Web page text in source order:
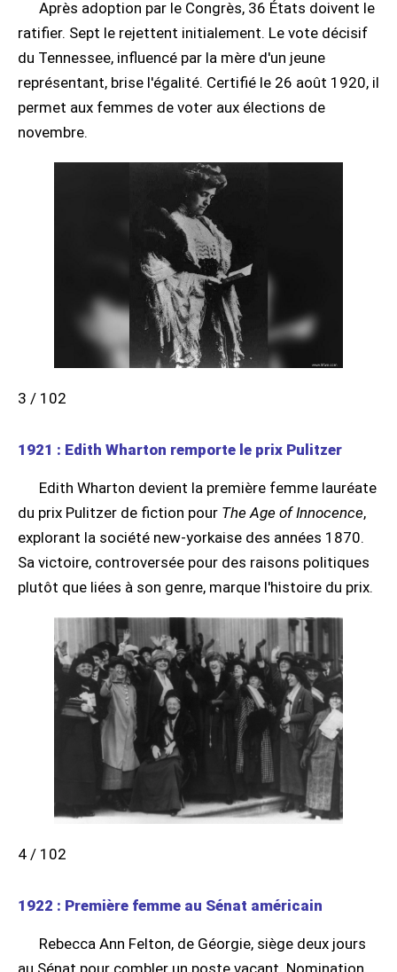
Après adoption par le Congrès, 36 États doivent le
ratifier. Sept le rejettent initialement. Le vote décisif
du Tennessee, influencé par la mère d'un jeune
représentant, brise l'égalité. Certifié le 26 août 1920, il
permet aux femmes de voter aux élections de
novembre.
3 / 102
1921 : Edith Wharton remporte le prix Pulitzer
Edith Wharton devient la première femme lauréate
du prix Pulitzer de fiction pour The Age of Innocence,
explorant la société new-yorkaise des années 1870.
Sa victoire, controversée pour des raisons politiques
plutôt que liées à son genre, marque l'histoire du prix.
4 / 102
1922 : Première femme au Sénat américain
Rebecca Ann Felton, de Géorgie, siège deux jours